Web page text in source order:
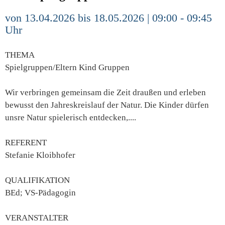
von 13.04.2026 bis 18.05.2026 | 09:00 - 09:45
Uhr
THEMA
Spielgruppen/Eltern Kind Gruppen
Wir verbringen gemeinsam die Zeit draußen und erleben
bewusst den Jahreskreislauf der Natur. Die Kinder dürfen
unsre Natur spielerisch entdecken,....
REFERENT
Stefanie Kloibhofer
QUALIFIKATION
BEd; VS-Pädagogin
VERANSTALTER